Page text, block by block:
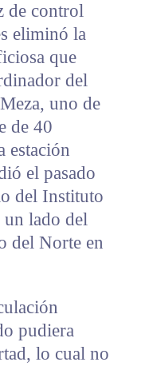
de control
eliminó la
que
del
uno de
de 40
estación
el pasado
del Instituto
lado del
del Norte en
pudiera
lo cual no